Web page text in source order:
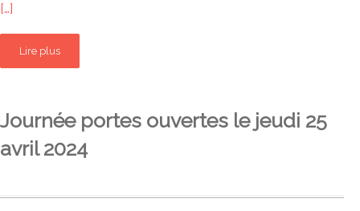
[…]
Lire plus
Journée portes ouvertes le jeudi 25
avril 2024